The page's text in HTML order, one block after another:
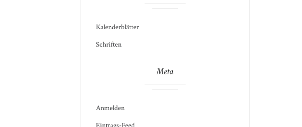
Kalenderblätter
Schriften
Meta
Anmelden